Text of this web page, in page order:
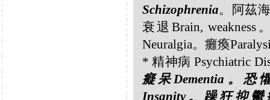
Schizophrenia。阿茲
衰退Brain,
Neuralgia。癱瘓
* 精神病 Psychiatric
癡呆Dementia。恐
Insanity。躁狂抑鬱